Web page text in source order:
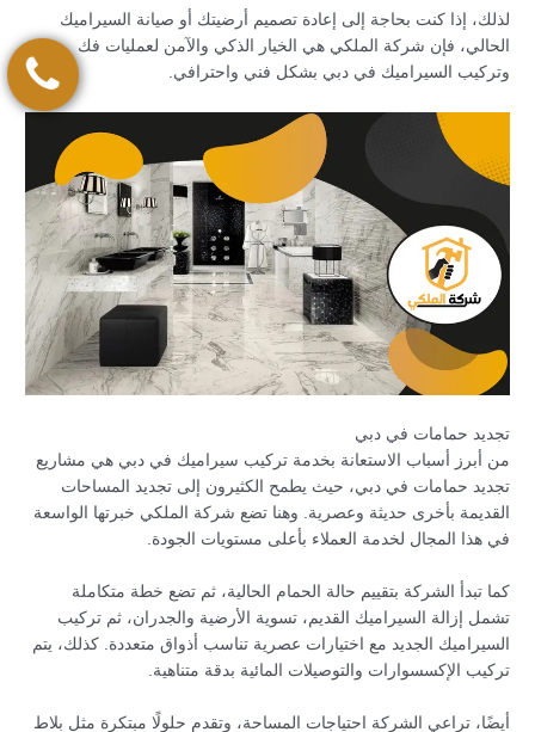
لذلك، إذا كنت بحاجة إلى إعادة تصميم أرضيتك أو صيانة السيراميك
الحالي، فإن شركة الملكي هي الخيار الذكي والآمن لعمليات فك
وتركيب السيراميك في دبي بشكل فني واحترافي.
تجديد حمامات في دبي
من أبرز أسباب الاستعانة بخدمة تركيب سيراميك في دبي هي مشاريع
تجديد حمامات في دبي، حيث يطمح الكثيرون إلى تجديد المساحات
القديمة بأخرى حديثة وعصرية. وهنا تضع شركة الملكي خبرتها الواسعة
في هذا المجال لخدمة العملاء بأعلى مستويات الجودة.
كما تبدأ الشركة بتقييم حالة الحمام الحالية، ثم تضع خطة متكاملة
تشمل إزالة السيراميك القديم، تسوية الأرضية والجدران، ثم تركيب
السيراميك الجديد مع اختيارات عصرية تناسب أذواق متعددة. كذلك، يتم
تركيب الإكسسوارات والتوصيلات المائية بدقة متناهية.
أيضًا، تراعي الشركة احتياجات المساحة، وتقدم حلولًا مبتكرة مثل بلاط